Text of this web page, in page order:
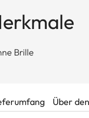
Brille
Über